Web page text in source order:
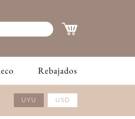
Rebajados
UYU USD